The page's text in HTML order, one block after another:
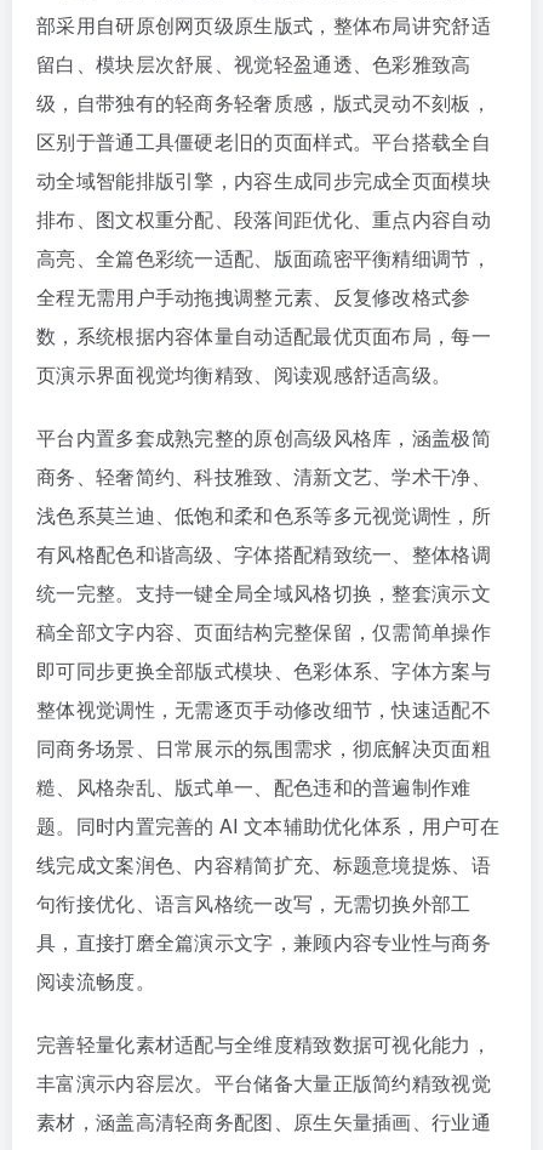
部采用自研原创网页级原生版式，整体布局讲究舒适
留白、模块层次舒展、视觉轻盈通透、色彩雅致高
级，自带独有的轻商务轻奢质感，版式灵动不刻板，
区别于普通工具僵硬老旧的页面样式。平台搭载全自
动全域智能排版引擎，内容生成同步完成全页面模块
排布、图文权重分配、段落间距优化、重点内容自动
高亮、全篇色彩统一适配、版面疏密平衡精细调节，
全程无需用户手动拖拽调整元素、反复修改格式参
数，系统根据内容体量自动适配最优页面布局，每一
页演示界面视觉均衡精致、阅读观感舒适高级。
平台内置多套成熟完整的原创高级风格库，涵盖极简
商务、轻奢简约、科技雅致、清新文艺、学术干净、
浅色系莫兰迪、低饱和柔和色系等多元视觉调性，所
有风格配色和谐高级、字体搭配精致统一、整体格调
统一完整。支持一键全局全域风格切换，整套演示文
稿全部文字内容、页面结构完整保留，仅需简单操作
即可同步更换全部版式模块、色彩体系、字体方案与
整体视觉调性，无需逐页手动修改细节，快速适配不
同商务场景、日常展示的氛围需求，彻底解决页面粗
糙、风格杂乱、版式单一、配色违和的普遍制作难
题。同时内置完善的 AI 文本辅助优化体系，用户可在
线完成文案润色、内容精简扩充、标题意境提炼、语
句衔接优化、语言风格统一改写，无需切换外部工
具，直接打磨全篇演示文字，兼顾内容专业性与商务
阅读流畅度。
完善轻量化素材适配与全维度精致数据可视化能力，
丰富演示内容层次。平台储备大量正版简约精致视觉
素材，涵盖高清轻商务配图、原生矢量插画、行业通